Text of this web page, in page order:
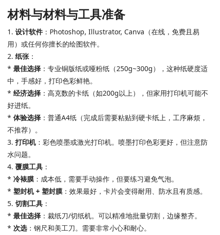
材料与材料与工具准备
1. 设计软件 ：Photoshop, Illustrator, Canva（在线，免费且易
用）或任何你擅长的绘图软件。
2. 纸张：
* 最佳选择 ：专业铜版纸或哑粉纸（250g~300g），这种纸硬度适
中，手感好，打印色彩鲜艳。
* 经济选择 ：高克数的卡纸（如200g以上），但家用打印机可能不
好进纸。
* 体验选择 ：普通A4纸（完成后需要粘贴到硬卡纸上，工序麻烦，
不推荐）。
3. 打印机：彩色喷墨或激光打印机。喷墨打印色彩更好，但注意防
水问题。
4. 覆膜工具 ：
* 冷裱膜 ：成本低，需要手动操作，但要练习避免气泡。
* 塑封机 + 塑封膜 ：效果最好，卡片会变得耐用、防水且有质感。
5. 切割工具 ：
* 最佳选择 ：裁纸刀/切纸机。可以精准地批量切割，边缘整齐。
* 次选：钢尺和美工刀。需要非常小心和耐心。